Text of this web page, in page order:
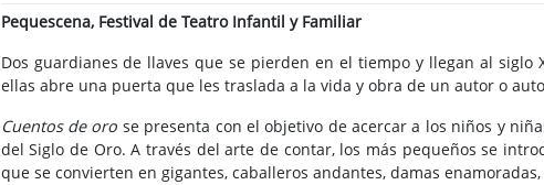
Pequescena, Festival de Teatro Infantil y Familiar
Dos guardianes de llaves que se pierden en el tiempo y llegan al siglo
ellas abre una puerta que les traslada a la vida y obra de un autor o
Cuentos de oro se presenta con el objetivo de acercar a los niños y
del Siglo de Oro. A través del arte de contar, los más pequeños se
que se convierten en gigantes, caballeros andantes, damas